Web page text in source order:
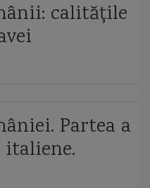
calităţile
Partea a
italiene.